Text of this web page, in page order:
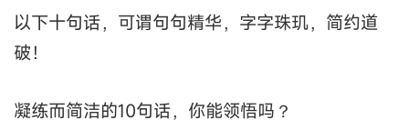
以下十句话，可谓句句精华，字字珠玑，简约道
破！
凝练而简洁的10句话，你能领悟吗？